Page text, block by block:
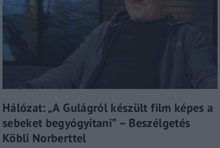
Hálózat: „A Gulágról készült film képes a
sebeket begyógyítani” – Beszélgetés
Köbli Norberttel